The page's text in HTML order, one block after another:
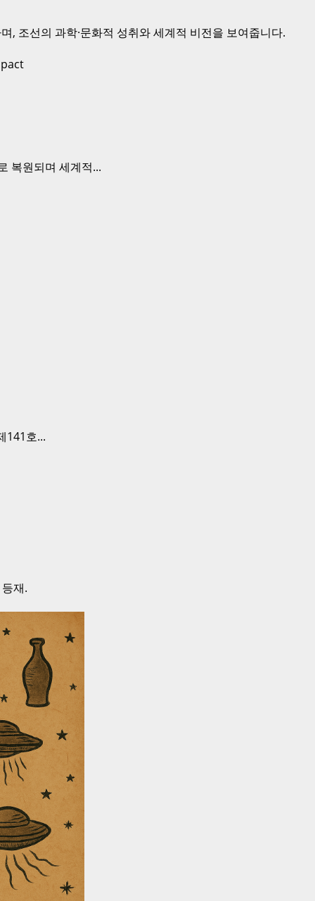
조선의 과학·문화적 성취와 세계적 비전을 보여줍니다.
복원되며 세계적...
141호...
재.